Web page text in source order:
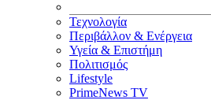
Τεχνολογία
Περιβάλλον & Ενέργεια
Υγεία & Επιστήμη
Πολιτισμός
Lifestyle
PrimeNews TV